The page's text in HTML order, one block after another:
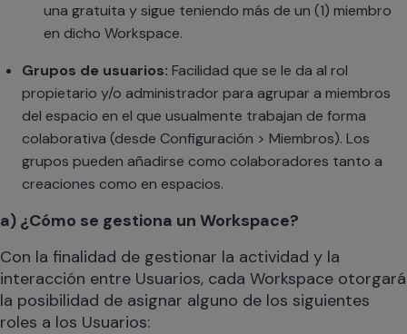
una gratuita y sigue teniendo más de un (1) miembro
en dicho Workspace.
Grupos de usuarios: Facilidad que se le da al rol
propietario y/o administrador para agrupar a miembros
del espacio en el que usualmente trabajan de forma
colaborativa (desde Configuración > Miembros). Los
grupos pueden añadirse como colaboradores tanto a
creaciones como en espacios.
a) ¿Cómo se gestiona un Workspace?
Con la finalidad de gestionar la actividad y la
interacción entre Usuarios, cada Workspace otorgará
la posibilidad de asignar alguno de los siguientes
roles a los Usuarios: